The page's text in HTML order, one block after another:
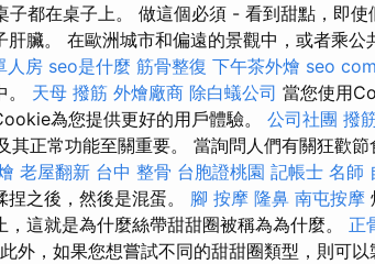
都在桌子上。 做這個必須 - 看到甜點，即
肝臟。 在歐洲城市和偏遠的景觀中，或者乘公
人房 seo是什麼 筋骨整復 下午茶外燴 seo
天母 撥筋 外燴廠商 除白蟻公司 當您使用
為您提供更好的用戶體驗。 公司社團 撥
正常功能至關重要。 當詢問人們有關狂歡
老屋翻新 台中 整骨 台胞證桃園 記帳士 名師
之後，然後是混蛋。 腳 按摩 隆鼻 南屯按摩
這就是為什麼絲帶甜甜圈被稱為為什麼。 正
此外，如果您想嘗試不同的甜甜圈類型，則可以